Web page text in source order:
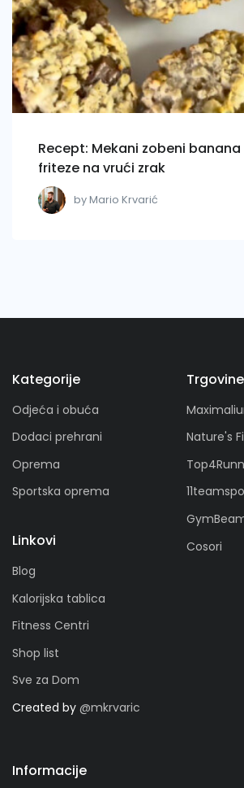
Recept: Mekani zobeni banana
friteze na vrući zrak
by Mario Krvarić
Kategorije
Odjeća i obuća
Dodaci prehrani
Oprema
Sportska oprema
Linkovi
Blog
Kalorijska tablica
Fitness Centri
Shop list
Sve za Dom
Created by @mkrvaric
Trgovine
Nature's
Cosori
Informacije